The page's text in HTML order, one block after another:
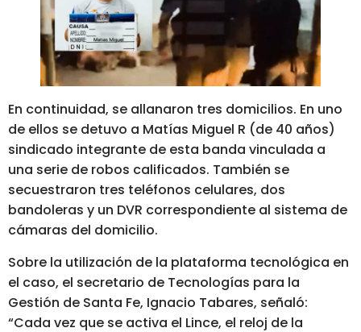
En continuidad, se allanaron tres domicilios. En uno
de ellos se detuvo a Matías Miguel R (de 40 años)
sindicado integrante de esta banda vinculada a
una serie de robos calificados. También se
secuestraron tres teléfonos celulares, dos
bandoleras y un DVR correspondiente al sistema de
cámaras del domicilio.
Sobre la utilización de la plataforma tecnológica en
el caso, el secretario de Tecnologías para la
Gestión de Santa Fe, Ignacio Tabares, señaló:
“Cada vez que se activa el Lince, el reloj de la